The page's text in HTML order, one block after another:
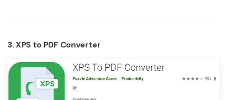
3. XPS to PDF Converter